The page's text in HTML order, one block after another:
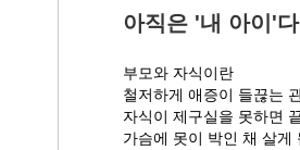
아직은 '내 아이'다
부모와 자식이란
철저하게 애증이 들끊는
자식이 제구실을 못하면
가슴에 못이 박인 채 살게